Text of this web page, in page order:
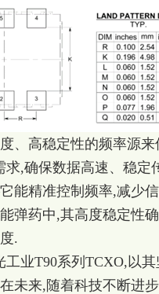
、高稳定性的频率源
,确保数据高速、稳定
它能精准控制频率,减少
弹药中,其高度稳定性
.
工业T90系列TCXO,以
未来,随着科技不断进